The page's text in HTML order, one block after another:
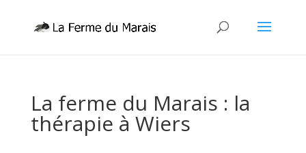
La ferme du Marais : la
thérapie à Wiers